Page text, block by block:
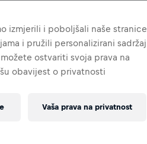
izmjerili i poboljšali naše
i pružili personalizirani
ostvariti svoja prava na
obavijest o privatnosti
Vaša prava na privatnost